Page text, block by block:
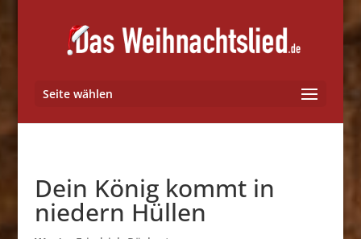
Seite wählen
Dein König kommt in
niedern Hüllen